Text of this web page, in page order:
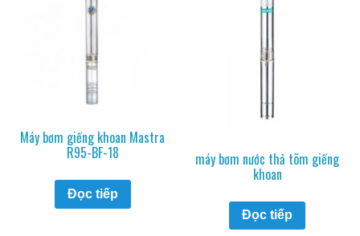
Máy bơm giếng khoan Mastra
R95-BF-18
Đọc tiếp
máy bơm nước thả tõm giếng
khoan
Đọc tiếp